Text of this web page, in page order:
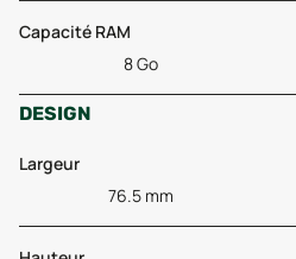
Capacité RAM
8 Go
DESIGN
Largeur
76.5 mm